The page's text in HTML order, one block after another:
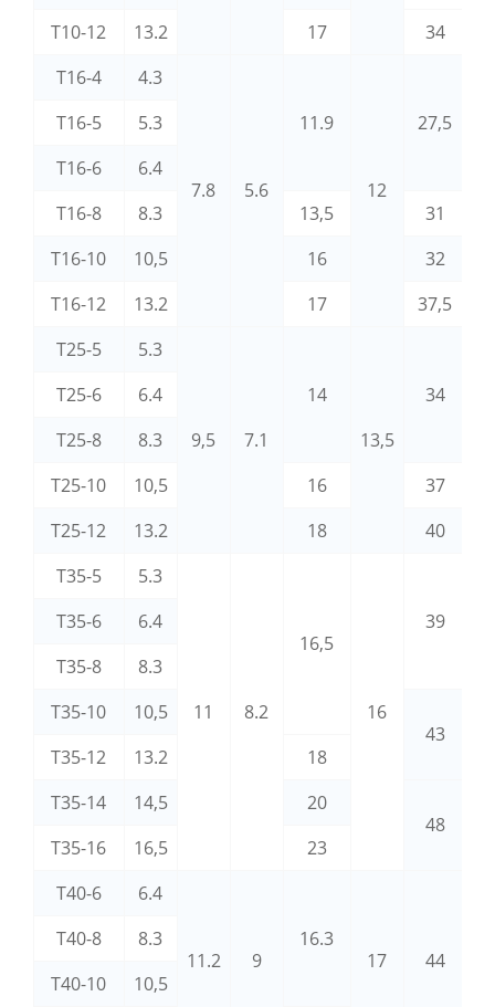
T10-12
13.2 17
34
T16-4
4.3
7.8 5.6
11.9
12
27,5
T16-5
5.3
T16-6
6.4
T16-8
8.3 13,5
31
T16-10
10,5 16
32
T16-12
13.2 17
37,5
T25-5
5.3
9,5 7.1
14
13,5
34
T25-6
6.4
T25-8
8.3
T25-10
10,5 16
37
T25-12
13.2 18
40
T35-5
5.3
11 8.2
16,5
16
39
T35-6
6.4
T35-8
8.3
T35-10
10,5
43
T35-12
13.2
18
T35-14
14,5
20
48
T35-16
16,5
23
T40-6
6.4
11.2 9
16.3
17
44
T40-8
8.3
T40-10
10,5